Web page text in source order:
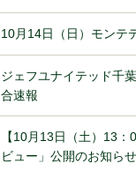
10月14日（日）モンテ
ジェフユナイテッド千
合速報
【10月13日（土）13
ビュー」公開のお知らせ